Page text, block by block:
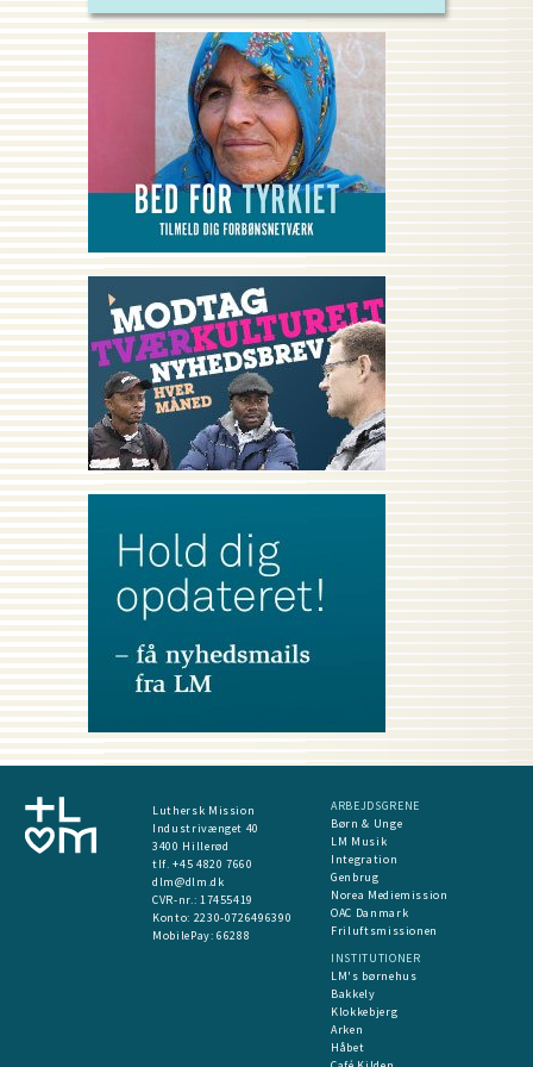
Luthersk Mission
Industrivænget 40
3400 Hillerød
tlf. +45 4820 7660
dlm@dlm.dk
CVR-nr.: 17455419
​Konto: 2230-0726496390
MobilePay:66288
ARBEJDSGRENE
Børn & Unge
LM Musik
Integration
Genbrug
Norea Mediemission
OAC Danmark
Friluftsmissionen
INSTITUTIONER
LM's børnehus
Bakkely
Klokkebjerg
Arken
Håbet